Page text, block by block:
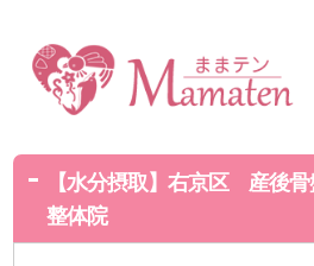
【水分摂取】右京区 産後
整体院